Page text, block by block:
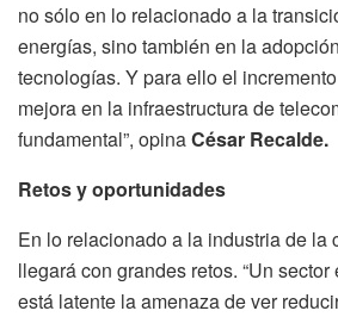
no sólo en lo relacionado a la
energías, sino también en la
tecnologías. Y para ello el
mejora en la infraestructura de
fundamental”, opinaCésar Recalde.
Retos y oportunidades
En lo relacionado a la industria de la
llegará con grandes retos. “Un
está latente la amenaza de ver